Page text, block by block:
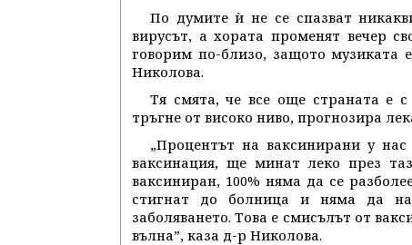
По думите ѝ не се спазват
вирусът, а хората променят вечер
говорим по-близо, защото музиката
Николова.
Тя смята, че все още страната е
тръгне от високо ниво, прогнозира
„Процентът на ваксинирани у
ваксинация, ще минат леко през
ваксиниран, 100% няма да се
стигнат до болница и няма да
заболяването. Това е смисълът от
вълна”, каза д-р Николова.